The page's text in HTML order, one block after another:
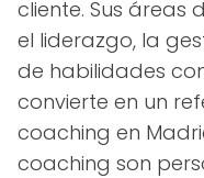
cliente. Sus áreas
el liderazgo, la
de habilidades
convierte en un
coaching en
coaching son